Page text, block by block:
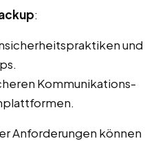
:
und
Kommunikations-
Anforderungen können